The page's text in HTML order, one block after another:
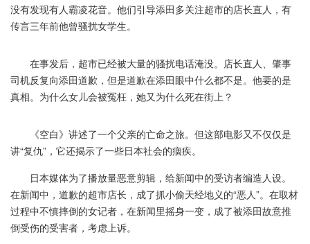
没有发现有人霸凌花音。他们引导添田多关注超市的店长直人，有
传言三年前他曾骚扰女学生。
在事发后，超市已经被大量的骚扰电话淹没。店长直人、肇事
司机反复向添田道歉，但是道歉在添田眼中什么都不是。他要的是
真相。为什么女儿会被冤枉，她又为什么死在街上？
《空白》讲述了一个父亲的亡命之旅。但这部电影又不仅仅是
讲“复仇”，它还揭示了一些日本社会的痼疾。
日本媒体为了播放量恶意剪辑，给新闻中的受访者编造人设。
在新闻中，道歉的超市店长，成了抓小偷天经地义的“恶人”。在取材
过程中不慎摔倒的女记者，在新闻里摇身一变，成了被添田故意推
倒受伤的受害者，考虑上诉。